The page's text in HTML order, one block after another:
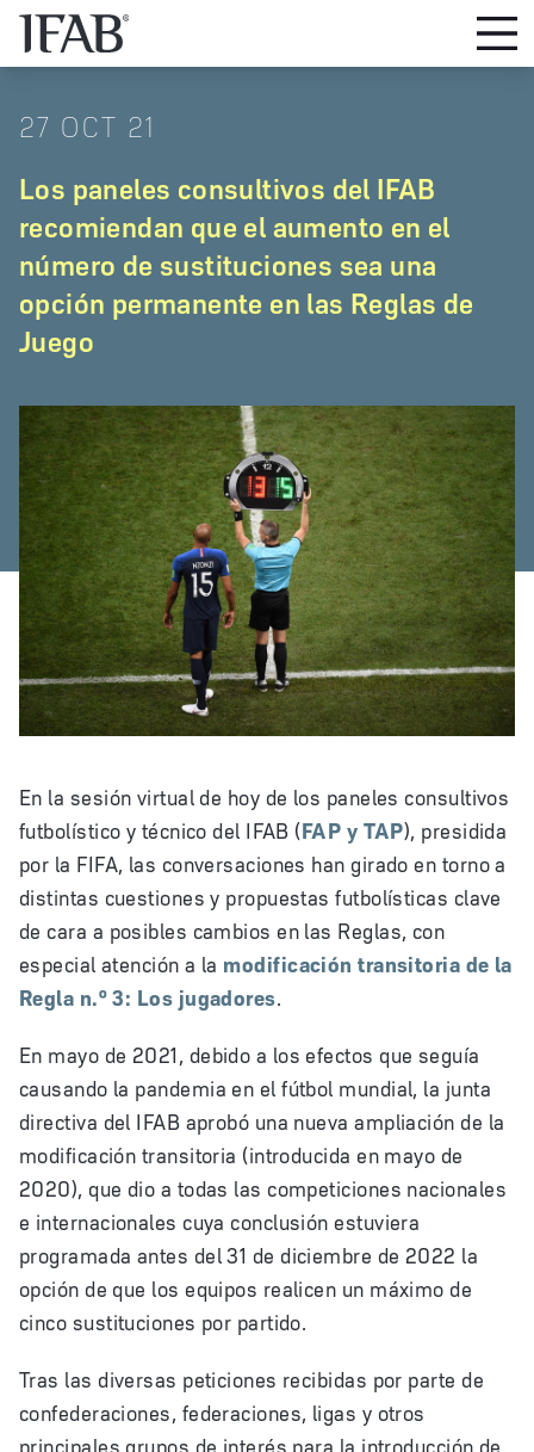
27 OCT 21
Los paneles consultivos del IFAB
recomiendan que el aumento en el
número de sustituciones sea una
opción permanente en las Reglas de
Juego
En la sesión virtual de hoy de los paneles consultivos
futbolístico y técnico del IFAB (FAP y TAP), presidida
por la FIFA, las conversaciones han girado en torno a
distintas cuestiones y propuestas futbolísticas clave
de cara a posibles cambios en las Reglas, con
especial atención a la modificación transitoria de la
Regla n.º 3: Los jugadores.
En mayo de 2021, debido a los efectos que seguía
causando la pandemia en el fútbol mundial, la junta
directiva del IFAB aprobó una nueva ampliación de la
modificación transitoria (introducida en mayo de
2020), que dio a todas las competiciones nacionales
e internacionales cuya conclusión estuviera
programada antes del 31 de diciembre de 2022 la
opción de que los equipos realicen un máximo de
cinco sustituciones por partido.
Tras las diversas peticiones recibidas por parte de
confederaciones, federaciones, ligas y otros
principales grupos de interés para la introducción de